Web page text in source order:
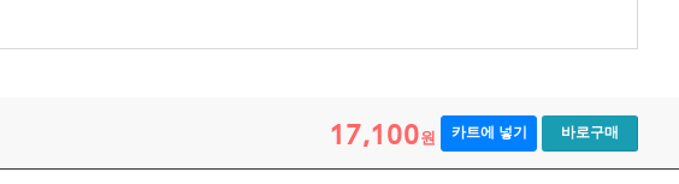
17,100원 카트에 넣기 바로구매